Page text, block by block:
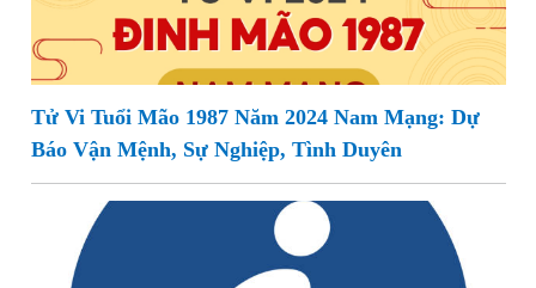
Tử Vi Tuổi Mão 1987 Năm 2024 Nam Mạng: Dự
Báo Vận Mệnh, Sự Nghiệp, Tình Duyên